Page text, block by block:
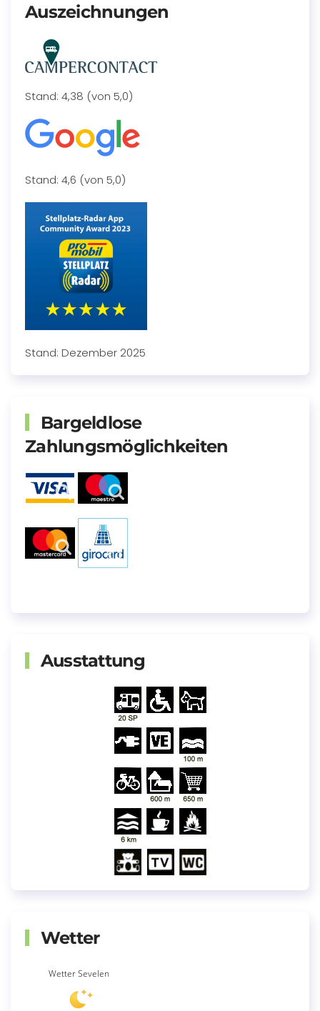
Auszeichnungen
Stand: 4,38 (von 5,0)
Stand: 4,6 (von 5,0)
Stand: Dezember 2025
Bargeldlose
Zahlungsmöglichkeiten
Ausstattung
Wetter
Wetter Sevelen